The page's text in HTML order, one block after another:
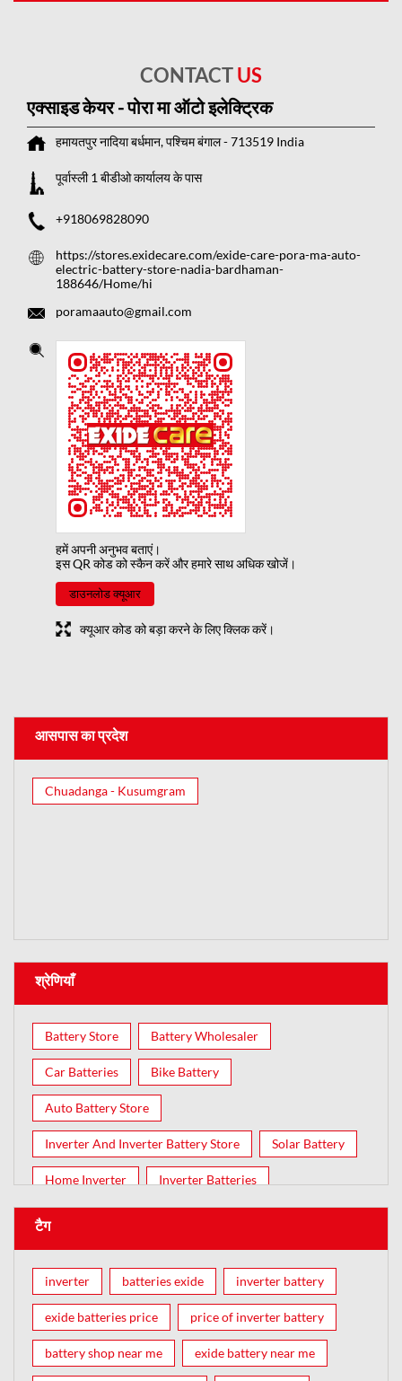
CONTACTUS
एक्साइड केयर - पोरा मा ऑटो इलेक्ट्रिक
हमायतपुरनादियाबर्धमान, पश्चिम बंगाल-713519 India
पूर्वास्ली 1 बीडीओ कार्यालय के पास
+918069828090
https://stores.exidecare.com/exide-care-pora-ma-auto-
electric-battery-store-nadia-bardhaman-
188646/Home/hi
poramaauto@gmail.com
हमें अपनी अनुभव बताएं।
इस QR कोड को स्कैन करें और हमारे साथ अधिक खोजें।
डाउनलोड क्यूआर
क्यूआर कोड को बड़ा करने के लिए क्लिक करें।
आसपास का प्रदेश
Chuadanga - Kusumgram
श्रेणियाँ
Battery Store Battery Wholesaler
Car Batteries Bike Battery
Auto Battery Store
Inverter And Inverter Battery Store Solar Battery
Home Inverter Inverter Batteries
टैग
inverter batteries exide inverter battery
exide batteries price price of inverter battery
battery shop near me exide battery near me